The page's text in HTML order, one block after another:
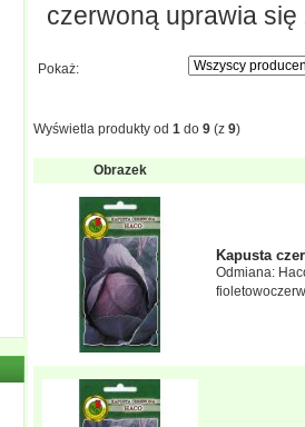
czerwoną uprawia się
Pokaż:
Wyświetla produkty od 1 do 9 (z 9)
Obrazek
Kapusta
Odmiana: